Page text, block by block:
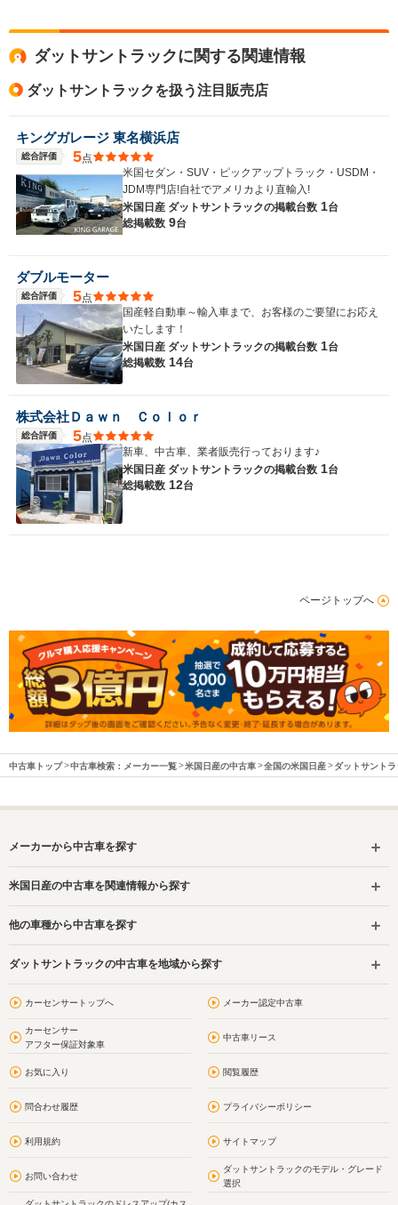
サイズ
(全長x全幅x全高)
WLTCモード
燃費
駆動方式
全高
-m
全長
-m
ホイールベース
-m
-
FR、4WD
ダットサントラックに関する関連情報
ダットサントラックを扱う注目販売店
キングガレージ 東名横浜店
総合評価 5点
米国セダン・SUV・ピックアップトラック・USDM・
JDM専門店!自社でアメリカより直輸入!
米国日産 ダットサントラックの掲載台数 1台
総掲載数 9台
ダブルモーター
総合評価 5点
国産軽自動車～輸入車まで、お客様のご要望にお応え
いたします！
米国日産 ダットサントラックの掲載台数 1台
総掲載数 14台
株式会社Ｄａｗｎ Ｃｏｌｏｒ
総合評価 5点
新車、中古車、業者販売行っております♪
米国日産 ダットサントラックの掲載台数 1台
総掲載数 12台
ページトップへ
中古車トップ 中古車検索：メーカー一覧 米国日産の中古車 全国の米国日産 ダットサント
メーカーから中古車を探す
米国日産の中古車を関連情報から探す
他の車種から中古車を探す
ダットサントラックの中古車を地域から探す
カーセンサートップへ メーカー認定中古車
カーセンサー
アフター保証対象車
中古車リース
お気に入り 閲覧履歴
問合わせ履歴 プライバシーポリシー
利用規約 サイトマップ
お問い合わせ
ダットサントラックのモデル・グレード
選択